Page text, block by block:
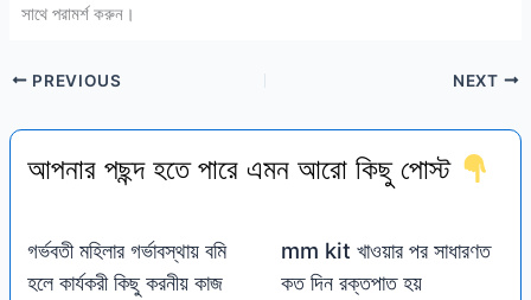
সাথে পরামর্শ করুন।
PREVIOUS NEXT
আপনার পছন্দ হতে পারে এমন আরো কিছু পোস্ট
গর্ভবতী মহিলার গর্ভাবস্থায় বমি
হলে কার্যকরী কিছু করনীয় কাজ
mm kit খাওয়ার পর সাধারণত
কত দিন রক্তপাত হয়